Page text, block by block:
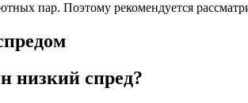
пар. Поэтому рекомендуется
низкий спред?